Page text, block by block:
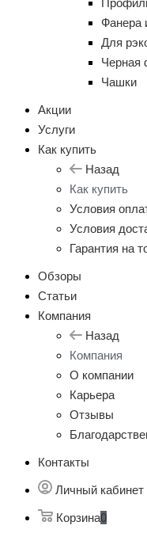
Фанера
Для
Черная
Чашки
Акции
Услуги
Как купить
Назад
Как купить
Условия
Условия
Гарантия на
Обзоры
Статьи
Компания
Назад
Компания
О компании
Карьера
Отзывы
Контакты
Личный кабинет
Корзина0